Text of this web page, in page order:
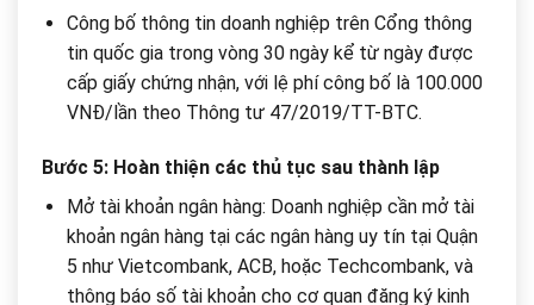
Công bố thông tin doanh nghiệp trên Cổng thông
tin quốc gia trong vòng 30 ngày kể từ ngày được
cấp giấy chứng nhận, với lệ phí công bố là 100.000
VNĐ/lần theo Thông tư 47/2019/TT-BTC.
Bước 5: Hoàn thiện các thủ tục sau thành lập
Mở tài khoản ngân hàng: Doanh nghiệp cần mở tài
khoản ngân hàng tại các ngân hàng uy tín tại Quận
5 như Vietcombank, ACB, hoặc Techcombank, và
thông báo số tài khoản cho cơ quan đăng ký kinh